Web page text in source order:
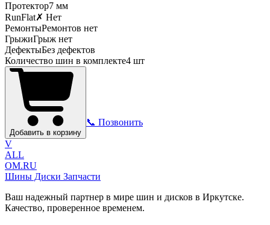
Протектор7 мм
RunFlat✗ Нет
РемонтыРемонтов нет
ГрыжиГрыж нет
ДефектыБез дефектов
Количество шин в комплекте4 шт
Добавить в корзину
📞 Позвонить
V
ALL
OM.RU
Шины Диски Запчасти
Ваш надежный партнер в мире шин и дисков в Иркутске.
Качество, проверенное временем.